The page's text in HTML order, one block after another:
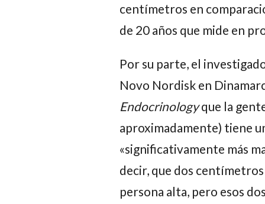
centímetros en
de 20 años que mide en
Por su parte, el
Novo Nordisk en
Endocrinologyque la
aproximadamente) tiene
«significativamente más
decir, que dos
persona alta, pero esos